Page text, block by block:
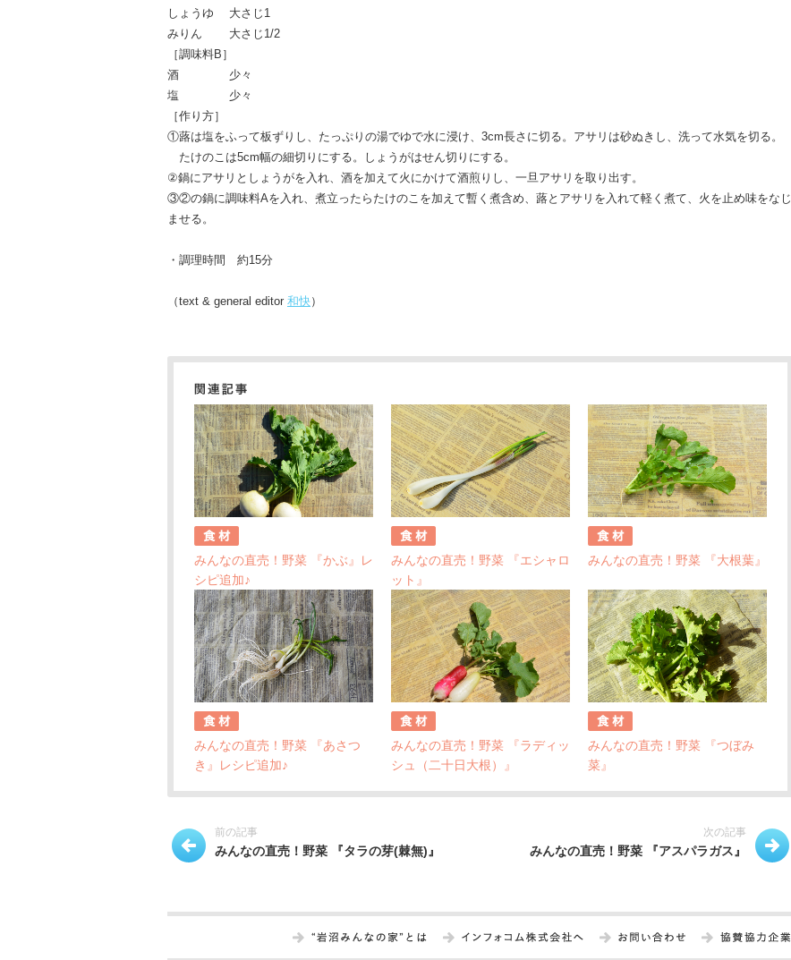
しょうゆ 大さじ1
みりん 大さじ1/2
［調味料B］
酒 少々
塩 少々
［作り方］
①蕗は塩をふって板ずりし、たっぷりの湯でゆで水に浸け、3cm長さに切る。アサリは砂ぬきし、洗って水気を切る。
たけのこは5cm幅の細切りにする。しょうがはせん切りにする。
②鍋にアサリとしょうがを入れ、酒を加えて火にかけて酒煎りし、一旦アサリを取り出す。
③②の鍋に調味料Aを入れ、煮立ったらたけのこを加えて暫く煮含め、蕗とアサリを入れて軽く煮て、火を止め味をなじ
ませる。
・調理時間 約15分
（text & general editor 和快）
みんなの直売！野菜 『かぶ』レ
シピ追加♪
みんなの直売！野菜 『エシャロ
ット』
みんなの直売！野菜 『大根葉』
みんなの直売！野菜 『あさつ
き』レシピ追加♪
みんなの直売！野菜 『ラディッ
シュ（二十日大根）』
みんなの直売！野菜 『つぼみ
菜』
前の記事
みんなの直売！野菜 『タラの芽(棘無)』
次の記事
みんなの直売！野菜 『アスパラガス』